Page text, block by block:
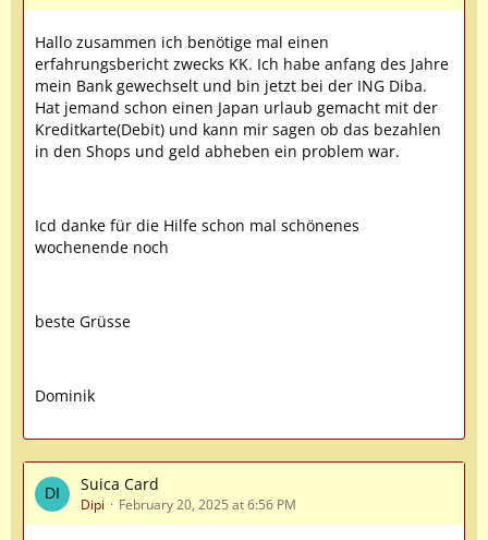
Hallo zusammen ich benötige mal einen
erfahrungsbericht zwecks KK. Ich habe anfang des Jahre
mein Bank gewechselt und bin jetzt bei der ING Diba.
Hat jemand schon einen Japan urlaub gemacht mit der
Kreditkarte(Debit) und kann mir sagen ob das bezahlen
in den Shops und geld abheben ein problem war.
Icd danke für die Hilfe schon mal schönenes
wochenende noch
beste Grüsse
Dominik
Suica Card
Dipi February 20, 2025 at 6:56 PM